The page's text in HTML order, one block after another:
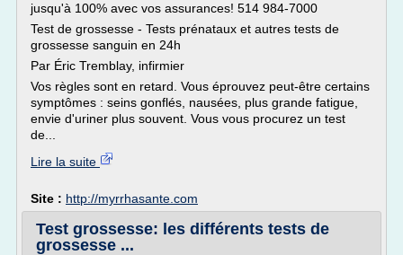
jusqu'à 100% avec vos assurances! 514 984-7000
Test de grossesse - Tests prénataux et autres tests de
grossesse sanguin en 24h
Par Éric Tremblay, infirmier
Vos règles sont en retard. Vous éprouvez peut-être certains
symptômes : seins gonflés, nausées, plus grande fatigue,
envie d'uriner plus souvent. Vous vous procurez un test
de...
Lire la suite
Site : http://myrrhasante.com
Test grossesse: les différents tests de
grossesse ...